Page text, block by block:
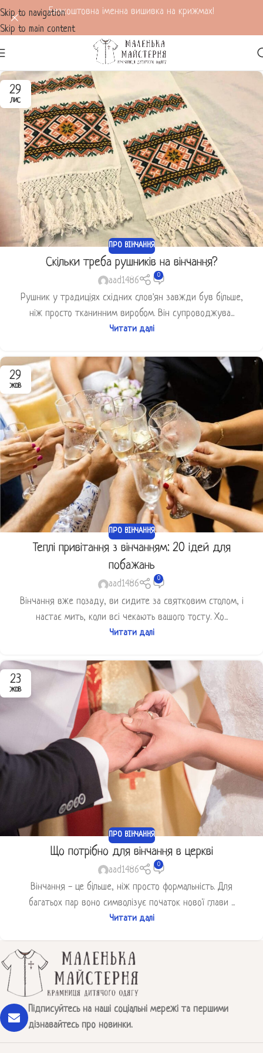
Skip to navigation
Skip to main content
Безкоштовна іменна вишивка на крижмах!
29
ЛИС
ПРО ВІНЧАННЯ
Скільки треба рушників на вінчання?
aad1486
0
Рушник у традиціях східних слов'ян завжди був більше,
ніж просто тканинним виробом. Він супроводжува...
Читати далі
29
ЖОВ
ПРО ВІНЧАННЯ
Теплі привітання з вінчанням: 20 ідей для
побажань
aad1486
0
Вінчання вже позаду, ви сидите за святковим столом, і
настає мить, коли всі чекають вашого тосту. Хо...
Читати далі
23
ЖОВ
ПРО ВІНЧАННЯ
Що потрібно для вінчання в церкві
aad1486
0
Вінчання - це більше, ніж просто формальність. Для
багатьох пар воно символізує початок нової глави ...
Читати далі
Підписуйтесь на наші соціальні мережі та першими
дізнавайтесь про новинки.